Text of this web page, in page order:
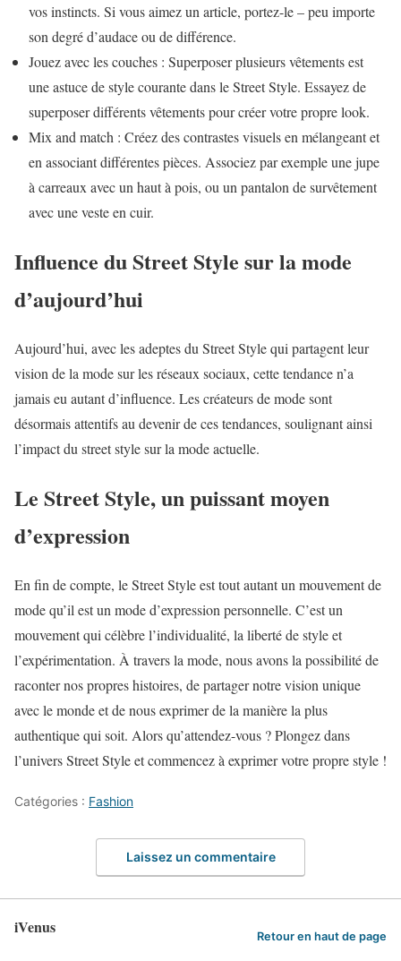
vos instincts. Si vous aimez un article, portez-le – peu importe
son degré d’audace ou de différence.
Jouez avec les couches : Superposer plusieurs vêtements est
une astuce de style courante dans le Street Style. Essayez de
superposer différents vêtements pour créer votre propre look.
Mix and match : Créez des contrastes visuels en mélangeant et
en associant différentes pièces. Associez par exemple une jupe
à carreaux avec un haut à pois, ou un pantalon de survêtement
avec une veste en cuir.
Influence du Street Style sur la mode
d’aujourd’hui
Aujourd’hui, avec les adeptes du Street Style qui partagent leur
vision de la mode sur les réseaux sociaux, cette tendance n’a
jamais eu autant d’influence. Les créateurs de mode sont
désormais attentifs au devenir de ces tendances, soulignant ainsi
l’impact du street style sur la mode actuelle.
Le Street Style, un puissant moyen
d’expression
En fin de compte, le Street Style est tout autant un mouvement de
mode qu’il est un mode d’expression personnelle. C’est un
mouvement qui célèbre l’individualité, la liberté de style et
l’expérimentation. À travers la mode, nous avons la possibilité de
raconter nos propres histoires, de partager notre vision unique
avec le monde et de nous exprimer de la manière la plus
authentique qui soit. Alors qu’attendez-vous ? Plongez dans
l’univers Street Style et commencez à exprimer votre propre style !
Catégories : Fashion
Laissez un commentaire
iVenus Retour en haut de page